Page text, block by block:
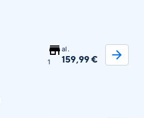
1
al.
159,99 €